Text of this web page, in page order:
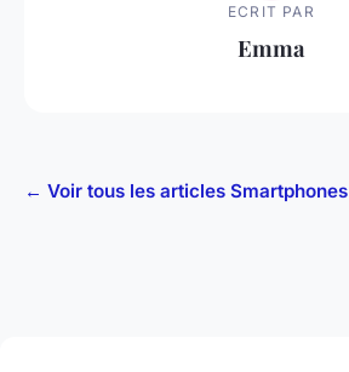
ECRIT PAR
Emma
← Voir tous les articles Smartphones